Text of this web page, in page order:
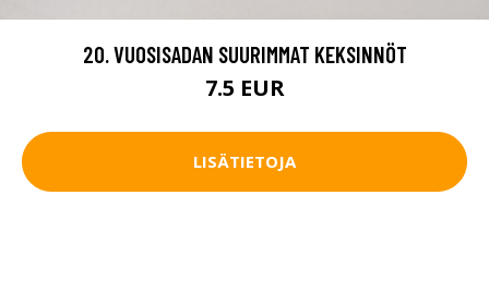
20. VUOSISADAN SUURIMMAT KEKSINNÖT
7.5 EUR
LISÄTIETOJA